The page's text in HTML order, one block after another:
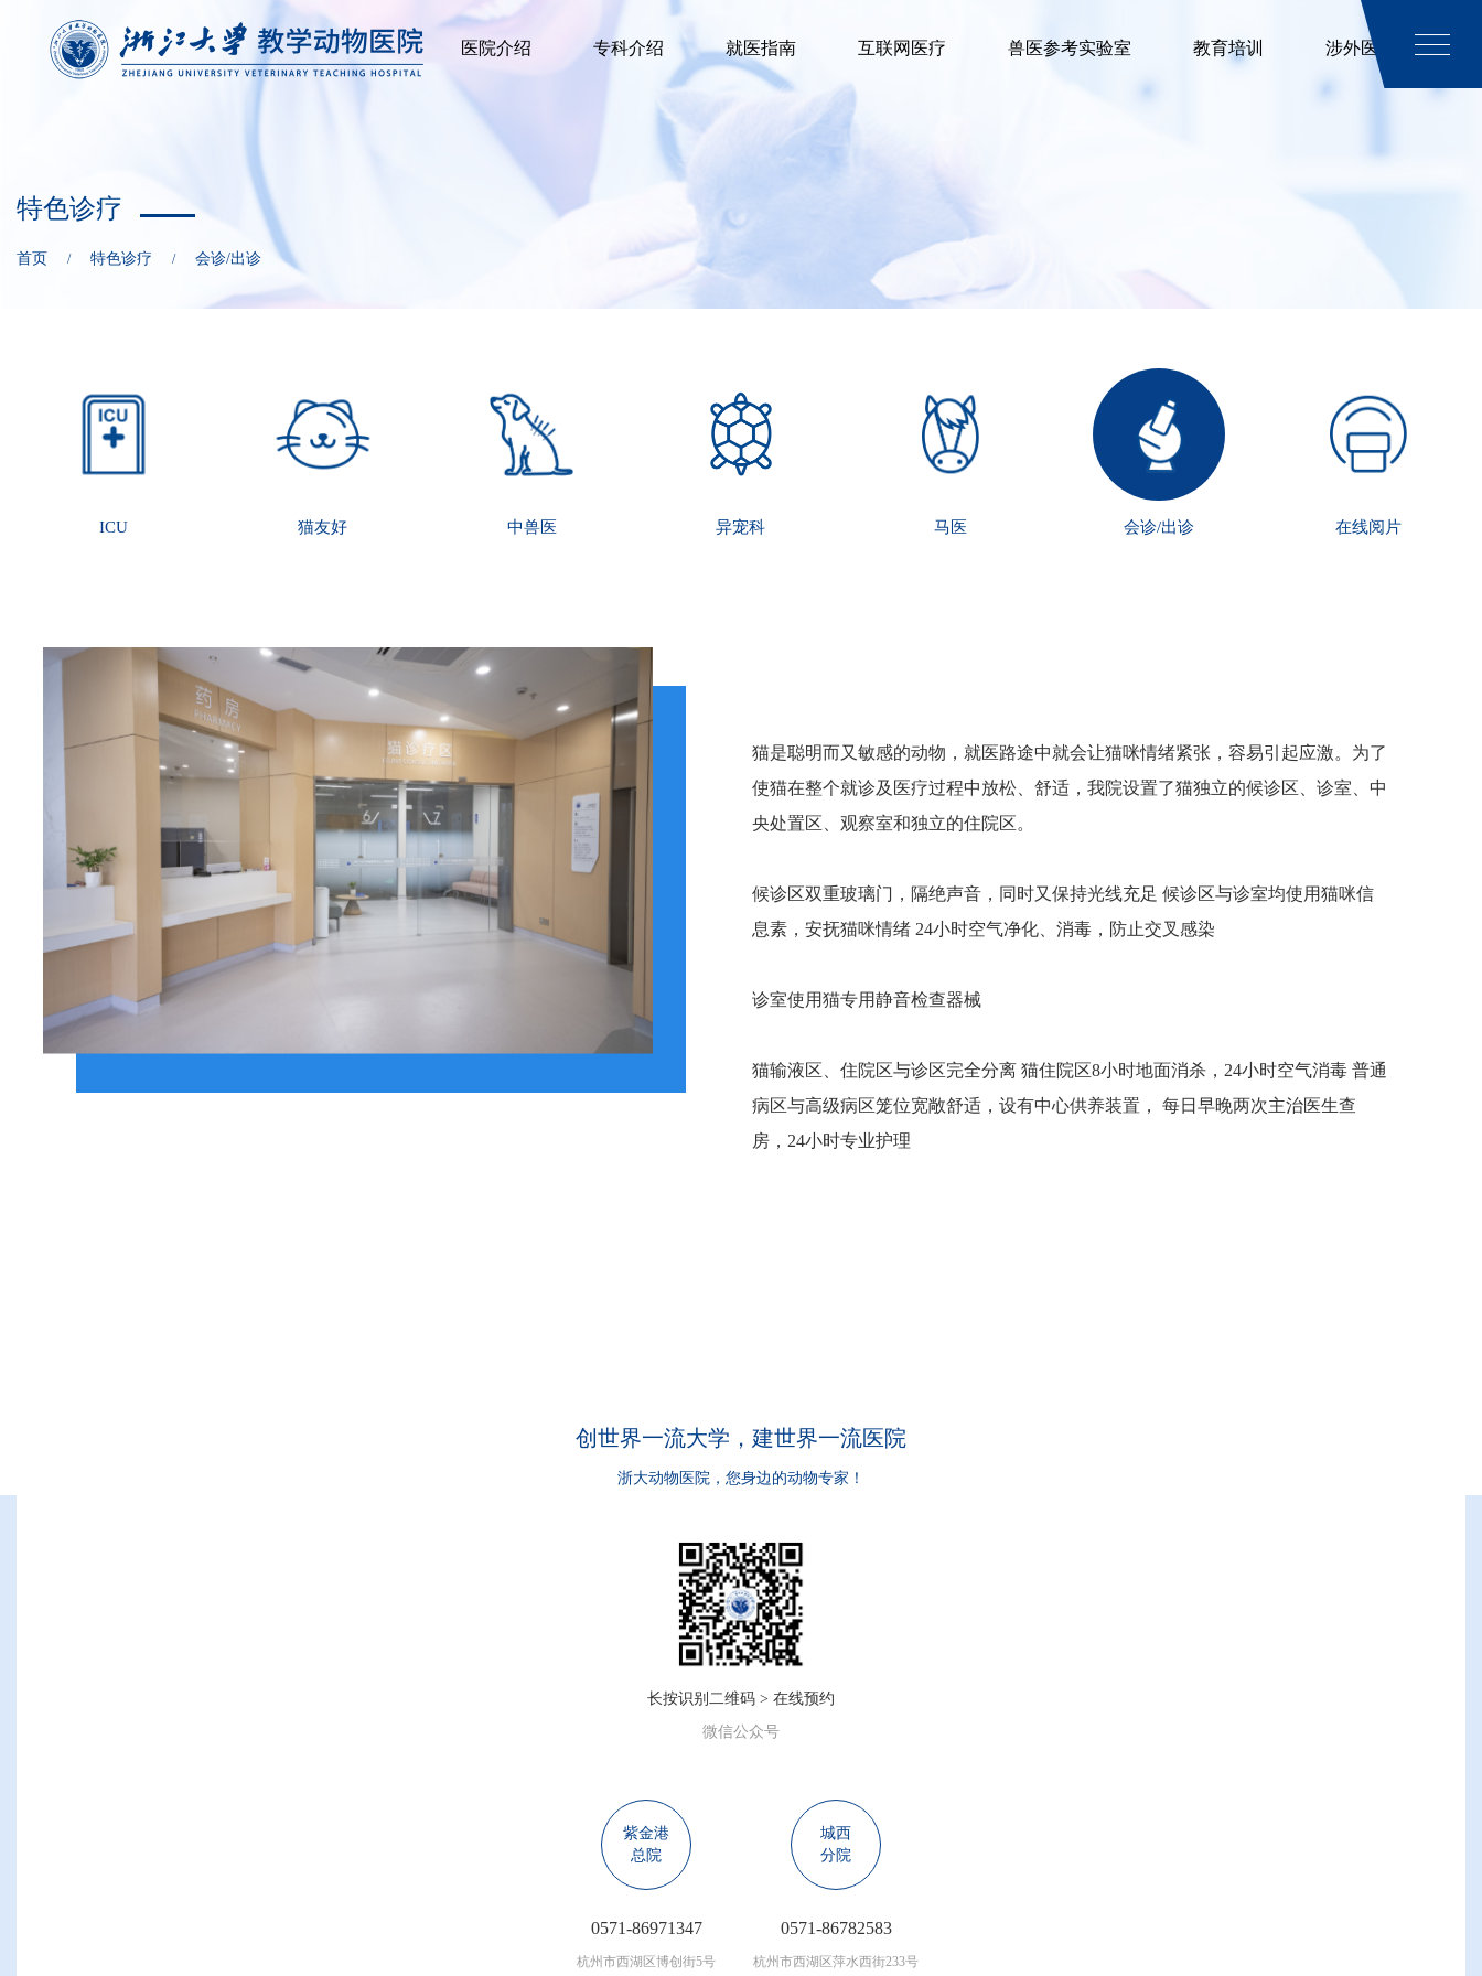
特色诊疗
首页 / 特色诊疗 / 会诊/出诊
ICU 猫友好 中兽医 异宠科 马医 会诊/出诊 在线阅片
猫是聪明而又敏感的动物，就医路途中就会让猫咪情绪紧张，容易引起应激。为了
使猫在整个就诊及医疗过程中放松、舒适，我院设置了猫独立的候诊区、诊室、中
央处置区、观察室和独立的住院区。
候诊区双重玻璃门，隔绝声音，同时又保持光线充足 候诊区与诊室均使用猫咪信
息素，安抚猫咪情绪 24小时空气净化、消毒，防止交叉感染
诊室使用猫专用静音检查器械
猫输液区、住院区与诊区完全分离 猫住院区8小时地面消杀，24小时空气消毒 普通
病区与高级病区笼位宽敞舒适，设有中心供养装置， 每日早晚两次主治医生查
房，24小时专业护理
创世界一流大学，建世界一流医院
浙大动物医院，您身边的动物专家！
长按识别二维码 > 在线预约
微信公众号
紫金港
总院
0571-86971347
杭州市西湖区博创街5号
城西
分院
0571-86782583
杭州市西湖区萍水西街233号
医院介绍 专科介绍 就医指南 互联网医疗 兽医参考实验室 教育培训 涉外医疗